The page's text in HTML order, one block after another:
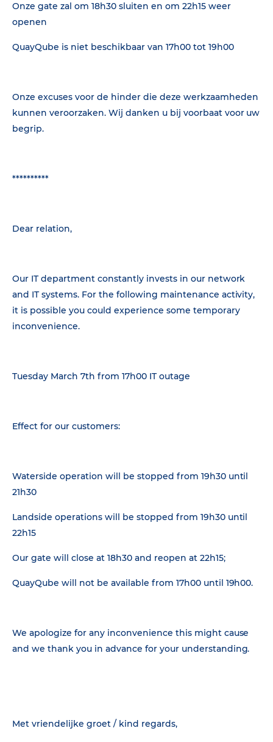
Onze gate zal om 18h30 sluiten en om 22h15 weer
openen
QuayQube is niet beschikbaar van 17h00 tot 19h00
Onze excuses voor de hinder die deze werkzaamheden
kunnen veroorzaken. Wij danken u bij voorbaat voor uw
begrip.
**********
Dear relation,
Our IT department constantly invests in our network
and IT systems. For the following maintenance activity,
it is possible you could experience some temporary
inconvenience.
Tuesday March 7th from 17h00 IT outage
Effect for our customers:
Waterside operation will be stopped from 19h30 until
21h30
Landside operations will be stopped from 19h30 until
22h15
Our gate will close at 18h30 and reopen at 22h15;
QuayQube will not be available from 17h00 until 19h00.
We apologize for any inconvenience this might cause
and we thank you in advance for your understanding.
Met vriendelijke groet / kind regards,